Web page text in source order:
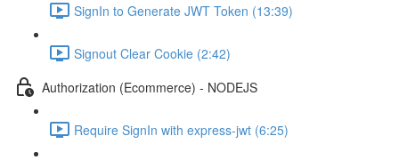
SignIn to Generate JWT Token (13:39)
Signout Clear Cookie (2:42)
Authorization (Ecommerce) - NODEJS
Require SignIn with express-jwt (6:25)